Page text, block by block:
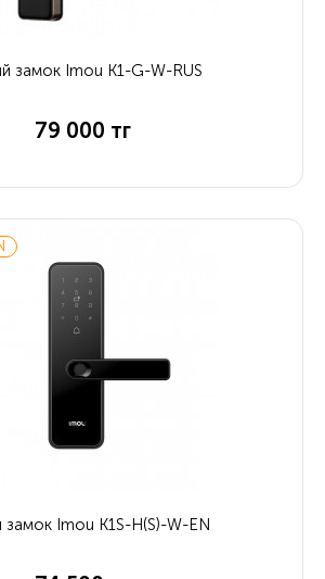
замок Imou K1-G-W-RUS
79 000 тг
Imou K1S-H(S)-W-EN